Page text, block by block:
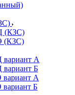
(КЗС)
(КЗС)
А
Б
А
Б